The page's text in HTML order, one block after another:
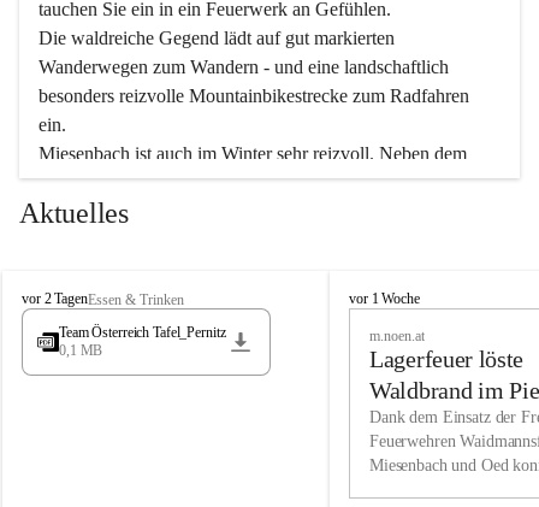
tauchen Sie ein in ein Feuerwerk an Gefühlen.
Die waldreiche Gegend lädt auf gut markierten
Wanderwegen zum Wandern - und eine landschaftlich
besonders reizvolle Mountainbikestrecke zum Radfahren
ein.
Miesenbach ist auch im Winter sehr reizvoll. Neben dem
Eisstockschießen gibt es auf dem nahe gelegenen Unterberg
wunderschöne Naturschneepisten, die zum Schifahren oder
vielfältige Angebot unserer Kulturvereine.
Überzeugen Sie sich selbst, dass Sie in Miesenbach sowie
in den Beherbergungsbetrieben, Gaststätten und urigen
Wir kennen Miesenbach als lebens- und liebenswerten Ort.
Tradition und Innovation werden ebenso groß geschrieben
Aktuelles
M
i
s
vor 2 TagenEssen & Trinken
Team Österreich Tafel_Pernitz
0,1 MB
M
h
vor 1 Woche
m.noen.at
Lagerfeuer löste
Waldbrand im
aus
Dank dem Einsatz der
Feuerwehren
Miesenbach und Oed